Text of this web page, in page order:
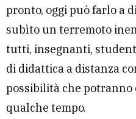
pronto, oggi può farlo a
subìto un terremoto
tutti, insegnanti,
di didattica a distanza
possibilità che potranno
qualche tempo.